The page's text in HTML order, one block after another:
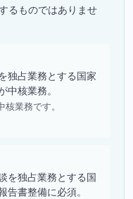
るものではありませ
独占業務とする国家
中核業務。
業務です。
を独占業務とする国
告書整備に必須。